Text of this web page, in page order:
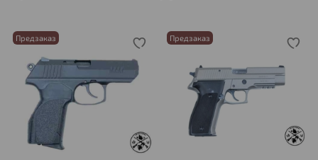
Предзаказ Предзаказ